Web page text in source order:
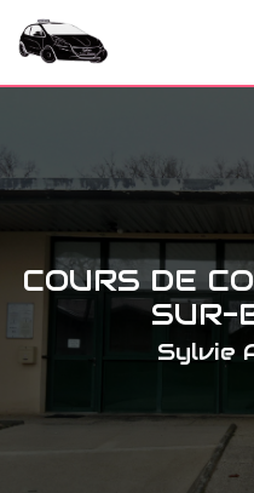
COURS DE
SUR-
Sylvie
Panneau de gestion des